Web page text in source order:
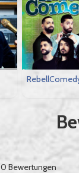
Bewertungen